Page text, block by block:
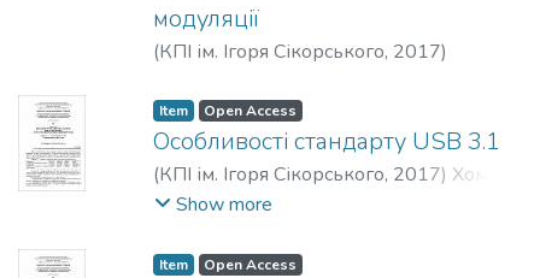
модуляції
(КПІ ім. Ігоря Сікорського, 2017)
Item Open Access
Особливості стандарту USB 3.1
(КПІ ім. Ігоря Сікорського, 2017) Хома,
В. В.Show more
Item Open Access